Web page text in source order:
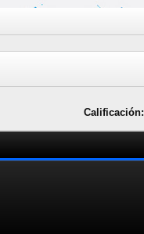
Calificación: